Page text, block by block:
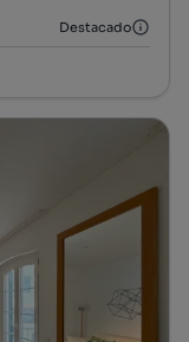
Destacado